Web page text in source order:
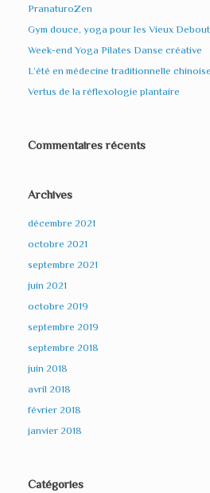
PranaturoZen
Gym douce, yoga pour les Vieux
Week-end Yoga Pilates Danse créative
L’été en médecine traditionnelle chinoise
Vertus de la réflexologie plantaire
Commentaires récents
Archives
décembre 2021
octobre 2021
septembre 2021
juin 2021
octobre 2019
septembre 2019
septembre 2018
juin 2018
avril 2018
février 2018
janvier 2018
Catégories